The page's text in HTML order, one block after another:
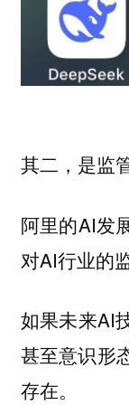
其二，是监
阿里的AI发
对AI行业的
如果未来AI
甚至意识形
存在。